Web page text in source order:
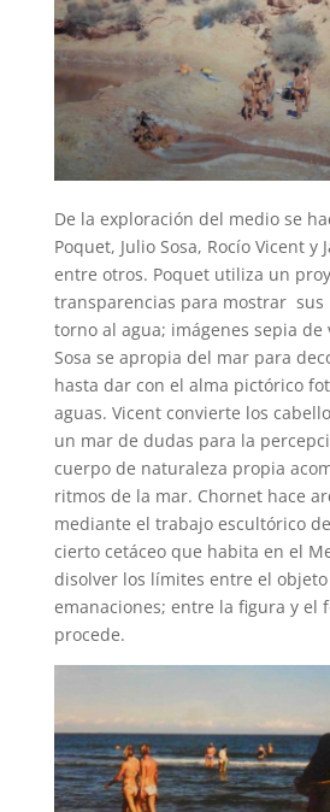
De la exploración del medio se
Poquet, Julio Sosa, Rocío Vicent y
entre otros. Poquet utiliza un
transparencias para mostrar sus
torno al agua; imágenes sepia de
Sosa se apropia del mar para
hasta dar con el alma pictórico
aguas. Vicent convierte los
un mar de dudas para la
cuerpo de naturaleza propia
ritmos de la mar. Chornet hace
mediante el trabajo escultórico
cierto cetáceo que habita en el
disolver los límites entre el objeto
emanaciones; entre la figura y el
procede.